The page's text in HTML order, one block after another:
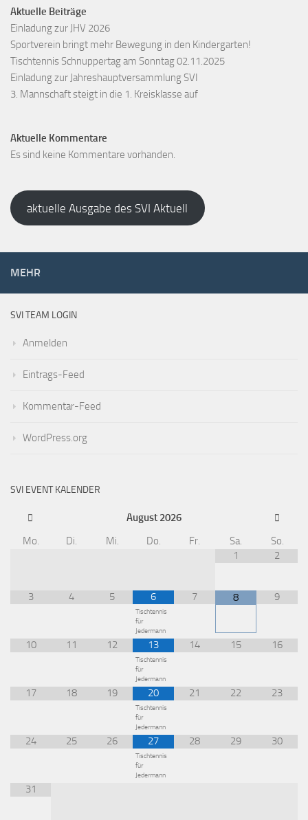
Aktuelle Beiträge
Einladung zur JHV 2026
Sportverein bringt mehr Bewegung in den Kindergarten!
Tischtennis Schnuppertag am Sonntag 02.11.2025
Einladung zur Jahreshauptversammlung SVI
3. Mannschaft steigt in die 1. Kreisklasse auf
Aktuelle Kommentare
Es sind keine Kommentare vorhanden.
aktuelle Ausgabe des SVI Aktuell
MEHR
SVI TEAM LOGIN
Anmelden
Eintrags-Feed
Kommentar-Feed
WordPress.org
SVI EVENT KALENDER
August 2026
Mo.
Di. Mi. Do. Fr. Sa.
So.
1
2
3 4 5 6
Tischtennis
für
Jedermann
7 8 9
10 11 12 13
Tischtennis
für
Jedermann
14 15 16
17 18 19 20
Tischtennis
für
Jedermann
21 22 23
24 25 26 27
Tischtennis
für
Jedermann
28 29 30
31